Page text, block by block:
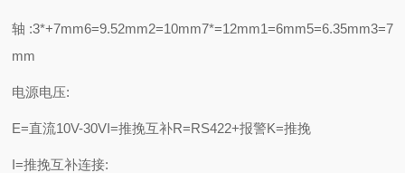
轴:3*+7mm6=9.52mm2=10mm7*=12mm1=6mm5=6.35mm3=7
mm
电源电压:
E=直流10V-30VI=推挽互补R=RS422+报警K=推挽
I=推挽互补连接: